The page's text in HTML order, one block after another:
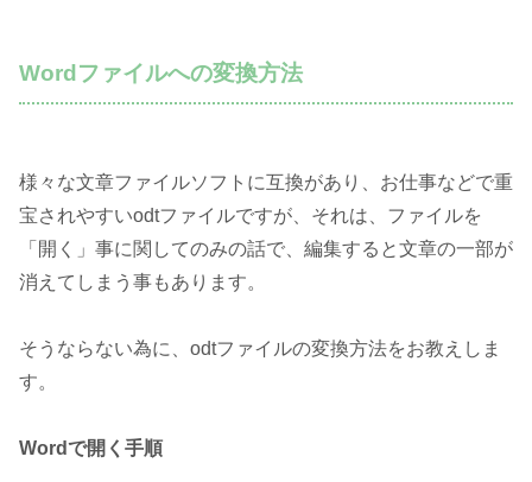
Wordファイルへの変換方法
様々な文章ファイルソフトに互換があり、お仕事などで重
宝されやすいodtファイルですが、それは、ファイルを
「開く」事に関してのみの話で、編集すると文章の一部が
消えてしまう事もあります。
そうならない為に、odtファイルの変換方法をお教えしま
す。
Wordで開く手順